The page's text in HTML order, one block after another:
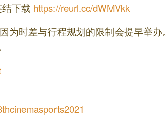
下载 https://reurl.cc/dWMVkk
时差与行程规划的限制会提早举办。